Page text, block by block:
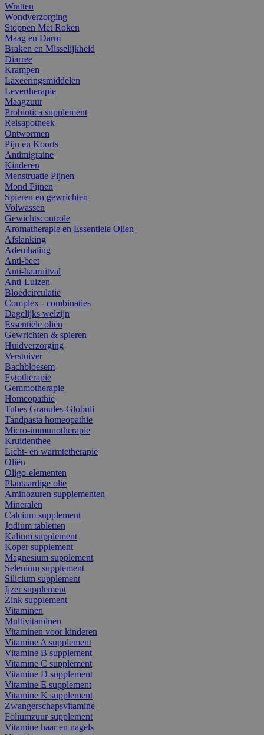
Wratten
Wondverzorging
Stoppen Met Roken
Maag en Darm
Braken en Misselijkheid
Diarree
Krampen
Laxeeringsmiddelen
Levertherapie
Maagzuur
Probiotica supplement
Reisapotheek
Ontwormen
Pijn en Koorts
Antimigraine
Kinderen
Menstruatie Pijnen
Mond Pijnen
Spieren en gewrichten
Volwassen
Gewichtscontrole
Aromatherapie en Essentiele Olien
Afslanking
Ademhaling
Anti-beet
Anti-haaruitval
Anti-Luizen
Bloedcirculatie
Complex - combinaties
Dagelijks welzijn
Essentiële oliën
Gewrichten & spieren
Huidverzorging
Verstuiver
Bachbloesem
Fytotherapie
Gemmotherapie
Homeopathie
Tubes Granules-Globuli
Tandpasta homeopathie
Micro-immunotherapie
Kruidenthee
Licht- en warmtetherapie
Oliën
Oligo-elementen
Plantaardige olie
Aminozuren supplementen
Mineralen
Calcium supplement
Jodium tabletten
Kalium supplement
Koper supplement
Magnesium supplement
Selenium supplement
Silicium supplement
Ijzer supplement
Zink supplement
Vitaminen
Multivitaminen
Vitaminen voor kinderen
Vitamine A supplement
Vitamine B supplement
Vitamine C supplement
Vitamine D supplement
Vitamine E supplement
Vitamine K supplement
Zwangerschapsvitamine
Foliumzuur supplement
Vitamine haar en nagels